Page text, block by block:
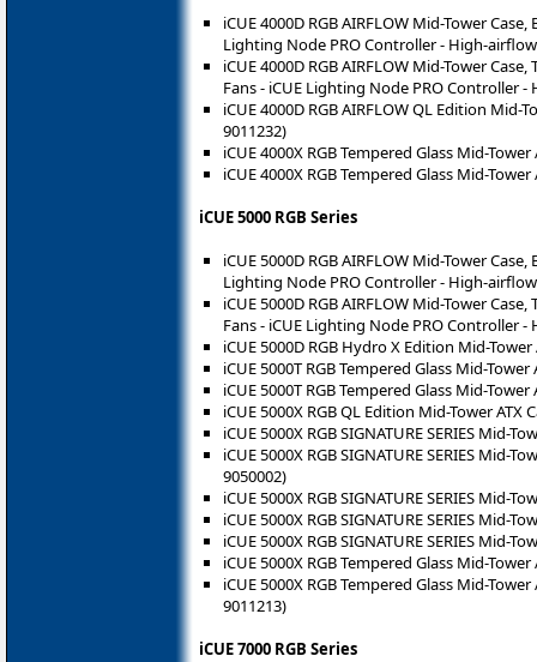
iCUE 4000D RGB AIRFLOW Mid-Tower Case,
Lighting Node PRO Controller - High-airflow
iCUE 4000D RGB AIRFLOW Mid-Tower
Fans - iCUE Lighting Node PRO Controller -
iCUE 4000D RGB AIRFLOW QL Edition Mid-
9011232)
iCUE 4000X RGB Tempered Glass Mid-Tower
iCUE 4000X RGB Tempered Glass Mid-
iCUE 5000 RGB Series
iCUE 5000D RGB AIRFLOW Mid-Tower Case,
Lighting Node PRO Controller - High-airflow
iCUE 5000D RGB AIRFLOW Mid-Tower
Fans - iCUE Lighting Node PRO Controller -
iCUE 5000D RGB Hydro X Edition Mid-Tower
iCUE 5000T RGB Tempered Glass Mid-Tower
iCUE 5000T RGB Tempered Glass Mid-Tower
iCUE 5000X RGB QL Edition Mid-Tower ATX
iCUE 5000X RGB SIGNATURE SERIES Mid-
iCUE 5000X RGB SIGNATURE SERIES Mid-
9050002)
iCUE 5000X RGB SIGNATURE SERIES Mid-
iCUE 5000X RGB SIGNATURE SERIES Mid-
iCUE 5000X RGB SIGNATURE SERIES Mid-
iCUE 5000X RGB Tempered Glass Mid-
iCUE 5000X RGB Tempered Glass Mid-
9011213)
iCUE 7000 RGB Series